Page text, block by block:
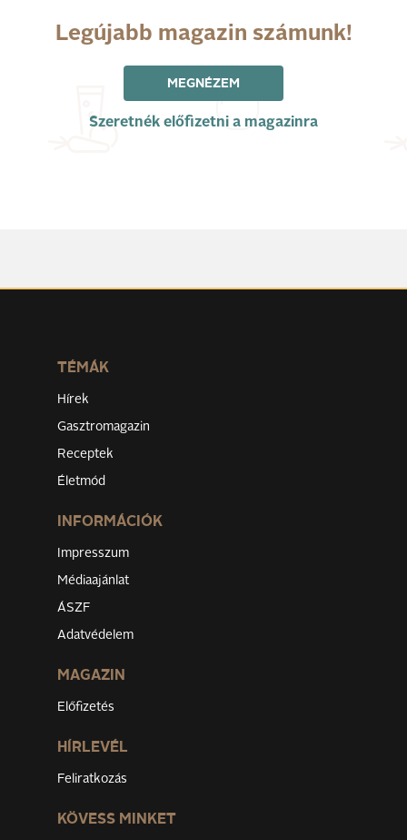
Legújabb magazin számunk!
MEGNÉZEM
Szeretnék előfizetni a magazinra
TÉMÁK
Hírek
Gasztromagazin
Receptek
Életmód
INFORMÁCIÓK
Impresszum
Médiaajánlat
ÁSZF
Adatvédelem
MAGAZIN
Előfizetés
HÍRLEVÉL
Feliratkozás
KÖVESS MINKET